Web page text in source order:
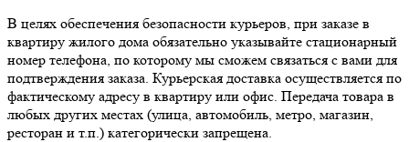
В целях обеспечения безопасности курьеров, при заказе в
квартиру жилого дома обязательно указывайте стационарный
номер телефона, по которому мы сможем связаться с вами для
подтверждения заказа. Курьерская доставка осуществляется по
фактическому адресу в квартиру или офис. Передача товара в
любых других местах (улица, автомобиль, метро, магазин,
ресторан и т.п.) категорически запрещена.